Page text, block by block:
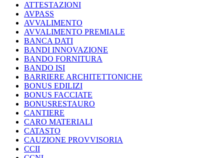
ATTESTAZIONI
AVPASS
AVVALIMENTO
AVVALIMENTO PREMIALE
BANCA DATI
BANDI INNOVAZIONE
BANDO FORNITURA
BANDO ISI
BARRIERE ARCHITETTONICHE
BONUS EDILIZI
BONUS FACCIATE
BONUSRESTAURO
CANTIERE
CARO MATERIALI
CATASTO
CAUZIONE PROVVISORIA
CCII